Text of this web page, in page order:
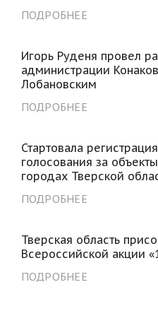
ПОДРОБНЕЕ
Игорь Руденя провел
администрации
Лобановским
ПОДРОБНЕЕ
Стартовала
голосования за
городах Тверской
ПОДРОБНЕЕ
Тверская область
Всероссийской акции
ПОДРОБНЕЕ